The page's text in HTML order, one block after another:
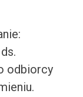
odbiorcy